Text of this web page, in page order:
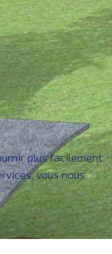
plus facilement
vous nous